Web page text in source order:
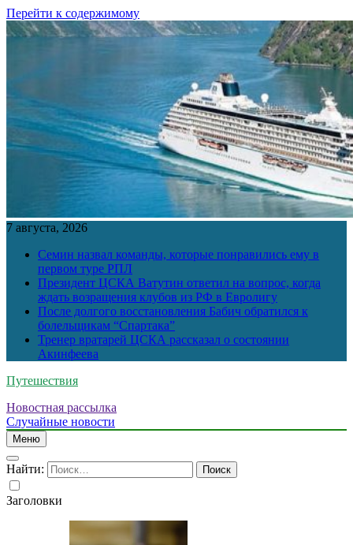
Перейти к содержимому
7 августа, 2026
Семин назвал команды, которые понравились ему в
первом туре РПЛ
Президент ЦСКА Ватутин ответил на вопрос, когда
ждать возращения клубов из РФ в Евролигу
После долгого восстановления Бабич обратился к
болельщикам “Спартака”
Тренер вратарей ЦСКА рассказал о состоянии
Акинфеева
Путешествия
Новостная рассылка
Случайные новости
Меню
Найти:
Заголовки